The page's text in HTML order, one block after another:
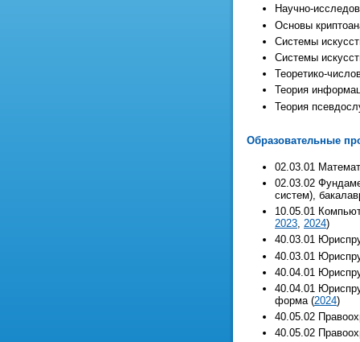
Научно-
Основы
Системы
Системы
Теоретико-
Теория
Теория
Образовательные
02.03.01
02.03.02
систем),
10.05.01
2023, 2024)
40.03.01
40.03.01
40.04.01
40.04.01
форма (2024)
40.05.02
40.05.02